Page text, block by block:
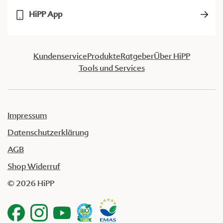
HiPP App
KundenserviceProdukteRatgeberÜber HiPP
Tools und Services
Impressum
Datenschutzerklärung
AGB
Shop Widerruf
© 2026 HiPP